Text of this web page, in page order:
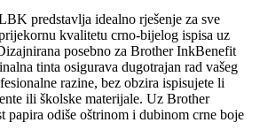
predstavlja idealno rješenje za sve
kvalitetu crno-bijelog ispisa uz
posebno za Brother InkBenefit
tinta osigurava dugotrajan rad vašeg
razine, bez obzira ispisujete li
ili školske materijale. Uz Brother
odiše oštrinom i dubinom crne boje